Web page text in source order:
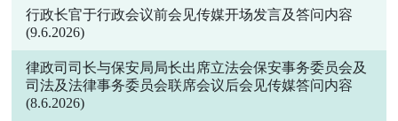
行政长官于行政会议前会见传媒开场发言及答问内容
(9.6.2026)
律政司司长与保安局局长出席立法会保安事务委员会及
司法及法律事务委员会联席会议后会见传媒答问内容
(8.6.2026)